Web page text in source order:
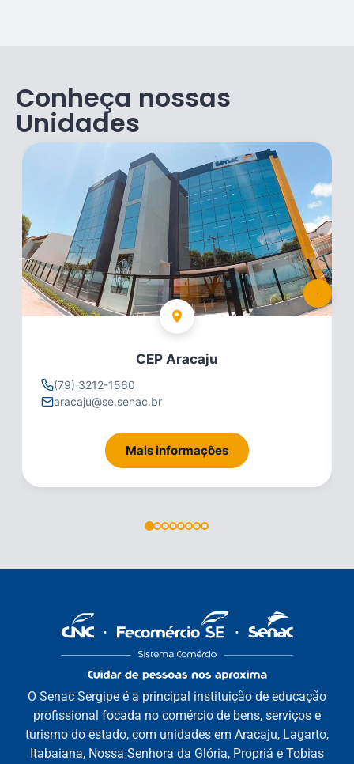
Conheça nossas
Unidades
CEP Aracaju
(79) 3212-1560
aracaju@se.senac.br
Mais informações
O Senac Sergipe é a principal instituição de educação
profissional focada no comércio de bens, serviços e
turismo do estado, com unidades em Aracaju, Lagarto,
Itabaiana, Nossa Senhora da Glória, Propriá e Tobias